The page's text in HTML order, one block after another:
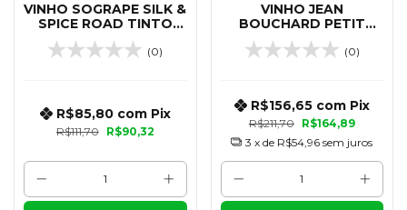
VINHO SOGRAPE SILK &
SPICE ROAD TINTO
RED BLEND 750 ML
(0)
R$111,70 R$90,32
R$85,80 com Pix
VINHO JEAN
BOUCHARD PETIT
CHABLIS BRANCO 750
ML
(0)
R$211,70 R$164,89
R$156,65 com Pix
3 x de R$54,96 sem juros